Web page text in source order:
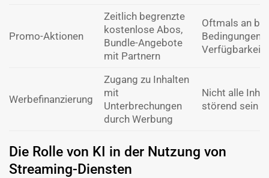
Promo-Aktionen
Zeitlich begrenzte
kostenlose Abos,
Bundle-Angebote
mit Partnern
Oftmals an
Bedingungen
Verfügbarkeit
Werbefinanzierung
Zugang zu Inhalten
mit
Unterbrechungen
durch Werbung
Nicht alle
störend sein
Die Rolle von KI in der Nutzung von
Streaming-Diensten